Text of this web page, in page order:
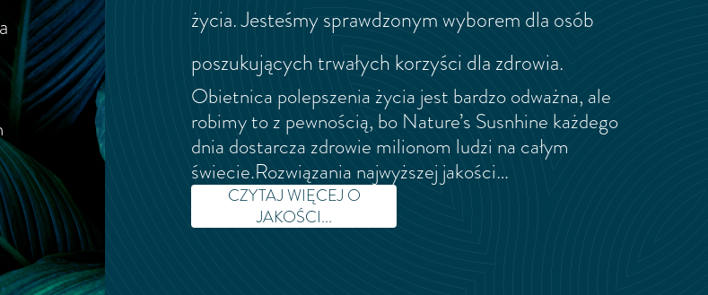
życia. Jesteśmy sprawdzonym wyborem dla osób
poszukujących trwałych korzyści dla zdrowia.
Obietnica polepszenia życia jest bardzo odważna, ale
robimy to z pewnością, bo Nature’s Susnhine każdego
dnia dostarcza zdrowie milionom ludzi na całym
świecie.Rozwiązania najwyższej jakości…
CZYTAJ WIĘCEJ O
JAKOŚCI...